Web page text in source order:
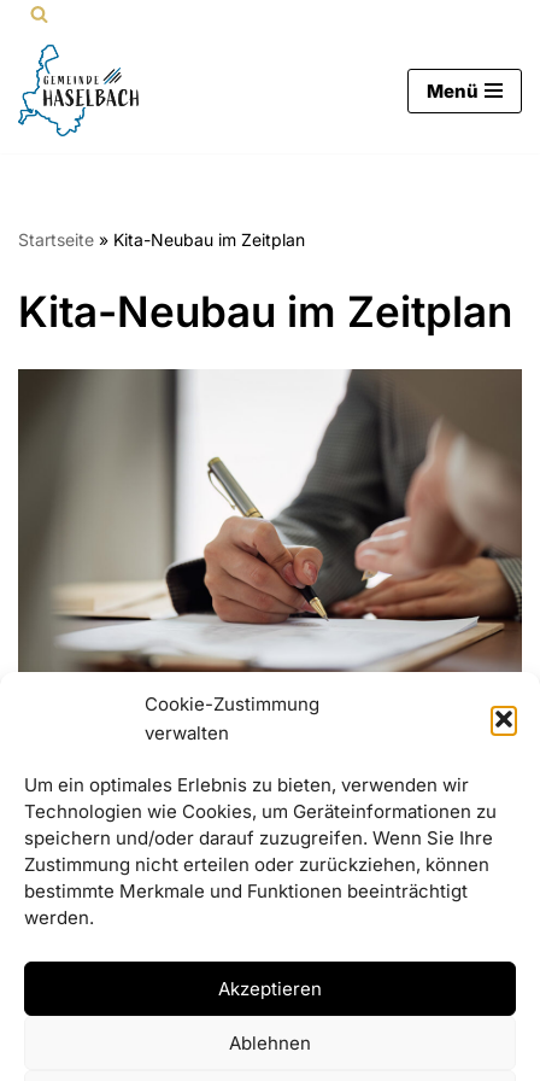
Cookie-Zustimmung
verwalten
Um ein optimales Erlebnis zu bieten, verwenden wir
Technologien wie Cookies, um Geräteinformationen zu
speichern und/oder darauf zuzugreifen. Wenn Sie Ihre
Zustimmung nicht erteilen oder zurückziehen, können
bestimmte Merkmale und Funktionen beeinträchtigt
werden.
Akzeptieren
Ablehnen
Zum
Inhalt
springen
Menü
Startseite » Kita-Neubau im Zeitplan
Kita-Neubau im Zeitplan
Bericht aus dem Gemeinderat
30/09/2025
Bebauungsplan wird geändert
Gemeinderat billigt Deckblatt für Schmelling II –
Diskussion über hauptamtlichen Bürgermeister